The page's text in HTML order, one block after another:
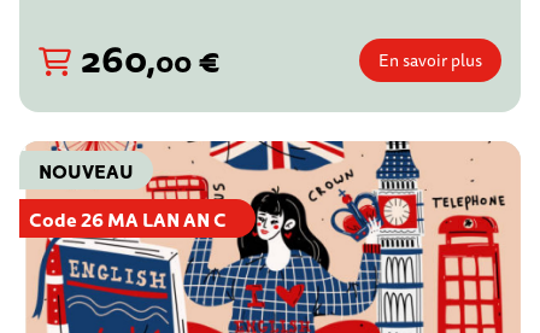
260,00€ En savoir plus
Code 26 MA LAN AN C
NOUVEAU